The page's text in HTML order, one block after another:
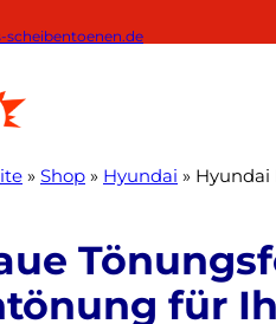
scheibentoenen.de
» Shop » Hyundai » Hyundai